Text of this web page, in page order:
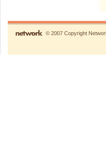
© 2007 Copyright